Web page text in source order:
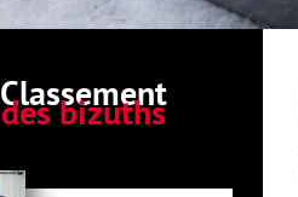
Classement
des bizuths